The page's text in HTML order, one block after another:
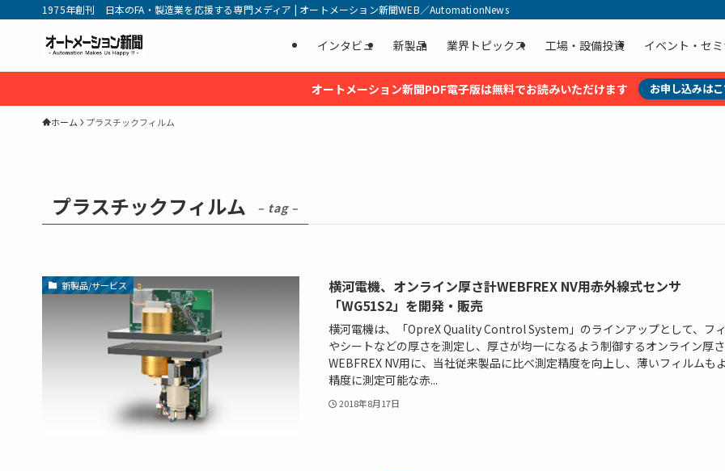
1975年創刊 日本のFA・製造業を応援する専門メディア | オートメーション新聞WEB／AutomationNews
インタビュ 新製品 業界トピックス 工場・設備投資 イベント・セ
オートメーション新聞PDF電子版は無料でお読みいただけます お申し込みは
ホーム プラスチックフィルム
プラスチックフィルム – tag –
新製品/サービス
横河電機、オンライン厚さ計WEBFREX NV用赤外線式センサ
「WG51S2」を開発・販売
横河電機は、「OpreX Quality Control System」のラインアップとして、フ
やシートなどの厚さを測定し、厚さが均一になるよう制御するオンライン厚
WEBFREX NV用に、当社従来製品に比べ測定精度を向上し、薄いフィルムも
精度に測定可能な赤...
2018年8月17日